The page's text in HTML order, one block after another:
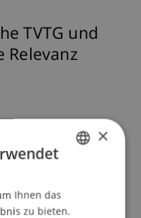
TVTG und
Relevanz
14).
seine strafrechtliche
Innsbruck.
×
Ihnen das
zu bieten.